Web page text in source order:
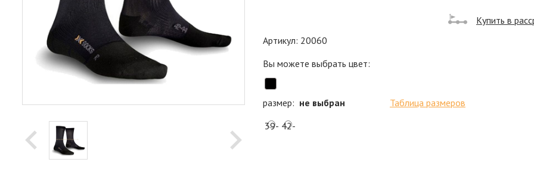
Купить в
Артикул: 20060
Вы можете выбрать цвет:
размер: не выбран
Таблица размеров
39- 42-